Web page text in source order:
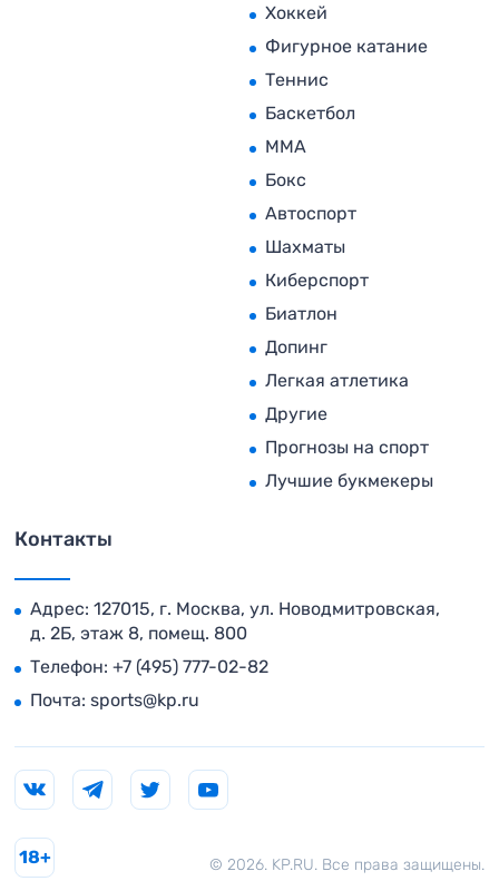
Хоккей
Фигурное катание
Теннис
Баскетбол
MMA
Бокс
Автоспорт
Шахматы
Киберспорт
Биатлон
Допинг
Легкая атлетика
Другие
Прогнозы на спорт
Лучшие букмекеры
Контакты
Адрес: 127015, г. Москва, ул. Новодмитровская,
д. 2Б, этаж 8, помещ. 800
Телефон: +7 (495) 777-02-82
Почта: sports@kp.ru
© 2026. KP.RU. Все права защищены.
18+